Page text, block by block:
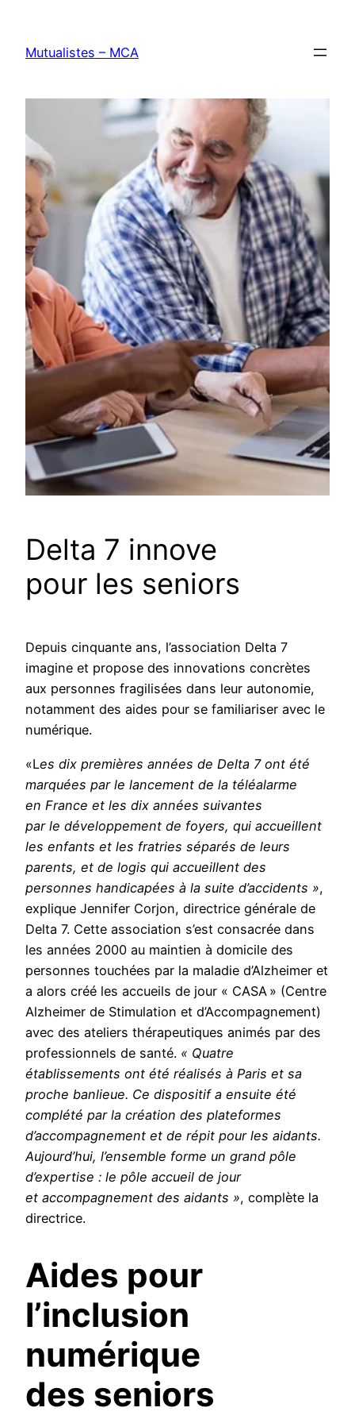
contenu
Mutualistes – MCA
Delta 7 innove
pour les seniors
Depuis cinquante ans, l’association Delta 7
imagine et propose des innovations concrètes
aux personnes fragilisées dans leur autonomie,
notamment des aides pour se familiariser avec le
numérique.
«Les dix premières années de Delta 7 ont été
marquées par le lancement de la téléalarme
en France et les dix années suivantes
par le développement de foyers, qui accueillent
les enfants et les fratries séparés de leurs
parents, et de logis qui accueillent des
personnes handicapées à la suite d’accidents »,
explique Jennifer Corjon, directrice générale de
Delta 7. Cette association s’est consacrée dans
les années 2000 au maintien à domicile des
personnes touchées par la maladie d’Alzheimer et
a alors créé les accueils de jour « CASA » (Centre
Alzheimer de Stimulation et d’Accompagnement)
avec des ateliers thérapeutiques animés par des
professionnels de santé. « Quatre
établissements ont été réalisés à Paris et sa
proche banlieue. Ce dispositif a ensuite été
complété par la création des plateformes
d’accompagnement et de répit pour les aidants.
Aujourd’hui, l’ensemble forme un grand pôle
d’expertise : le pôle accueil de jour
et accompagnement des aidants », complète la
directrice.
Aides pour
l’inclusion
numérique
des seniors